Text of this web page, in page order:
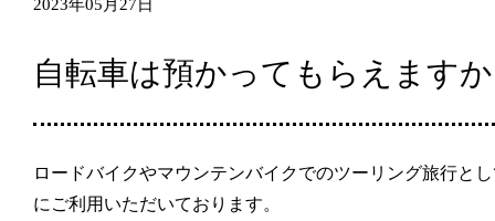
2023年05月27日
自転車は預かってもらえます
ロードバイクやマウンテンバイクでのツーリング旅行と
にご利用いただいております。